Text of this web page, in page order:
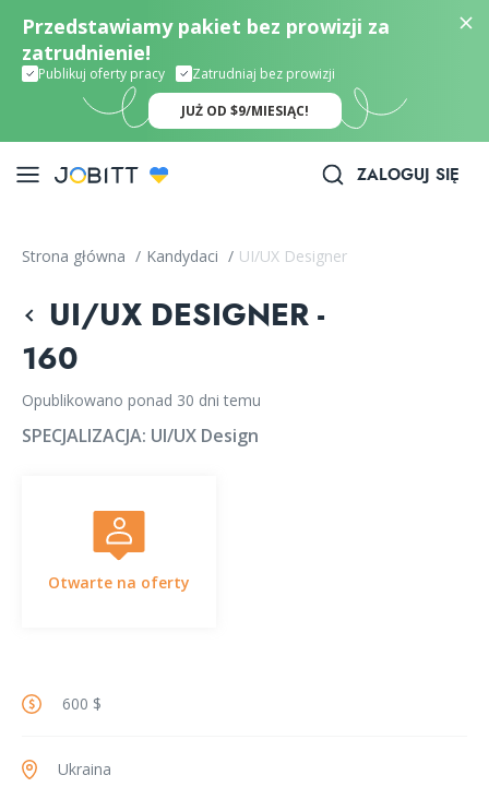
Przedstawiamy pakiet bez prowizji za
zatrudnienie!
Publikuj oferty pracy Zatrudniaj bez prowizji
JUŻ OD $9/MIESIĄC!
ZALOGUJ SIĘ
Strona główna / Kandydaci / UI/UX Designer
UI/UX DESIGNER -
160
Opublikowano ponad 30 dni temu
SPECJALIZACJA: UI/UX Design
Otwarte na oferty
600 $
Ukraina